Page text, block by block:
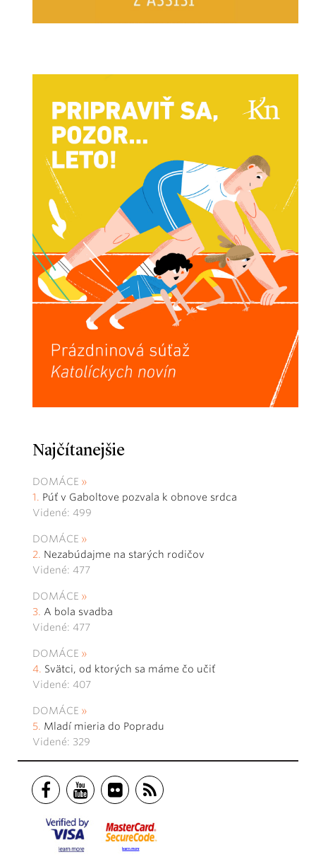
Najčítanejšie
DOMÁCE
Púť v Gaboltove pozvala k obnove srdca
Videné: 499
DOMÁCE
Nezabúdajme na starých rodičov
Videné: 477
DOMÁCE
A bola svadba
Videné: 477
DOMÁCE
Svätci, od ktorých sa máme čo učiť
Videné: 407
DOMÁCE
Mladí mieria do Popradu
Videné: 329